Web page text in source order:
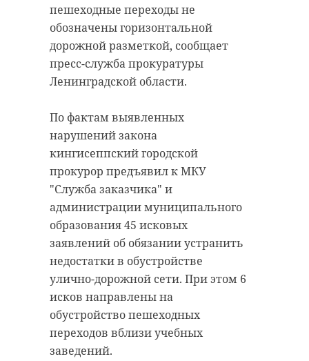
пешеходные переходы не
обозначены горизонтальной
дорожной разметкой, сообщает
пресс-служба прокуратуры
Ленинградской области.
По фактам выявленных
нарушений закона
кингисеппский городской
прокурор предъявил к МКУ
"Служба заказчика" и
администрации муниципального
образования 45 исковых
заявлений об обязании устранить
недостатки в обустройстве
улично-дорожной сети. При этом 6
исков направлены на
обустройство пешеходных
переходов вблизи учебных
заведений.
РЕКОМЕНДУЕМ
Хирург из
Петербурга
восстанавливает
старинную финск
24 ноября 2020, 19:15
реликвию